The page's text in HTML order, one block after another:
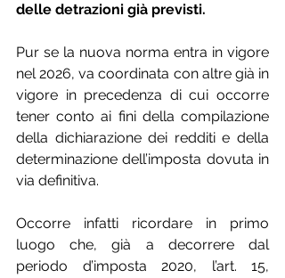
delle detrazioni già previsti.
Pur se la nuova norma entra in vigore
nel 2026, va coordinata con altre già in
vigore in precedenza di cui occorre
tener conto ai fini della compilazione
della dichiarazione dei redditi e della
determinazione dell’imposta dovuta in
via definitiva.
Occorre infatti ricordare in primo
luogo che, già a decorrere dal
periodo d’imposta 2020, l’art. 15,